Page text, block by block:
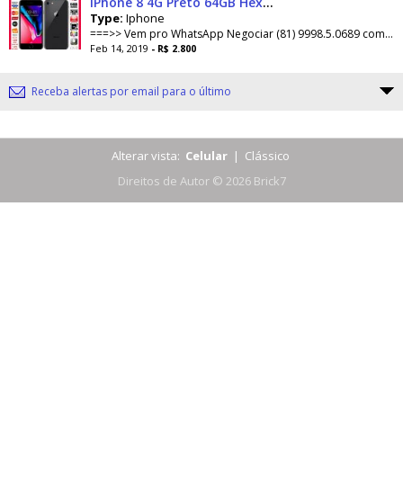
Type: Iphone
===>> Vem pro WhatsApp Negociar (81) 9998.5.0689 com Figueiredo === ============================================= ===>> SÓ NEGOCIE...
Feb 14, 2019 - R$ 2.800
Receba alertas por email para o último
Alterar vista: Celular | Clássico
Direitos de Autor © 2026 Brick7